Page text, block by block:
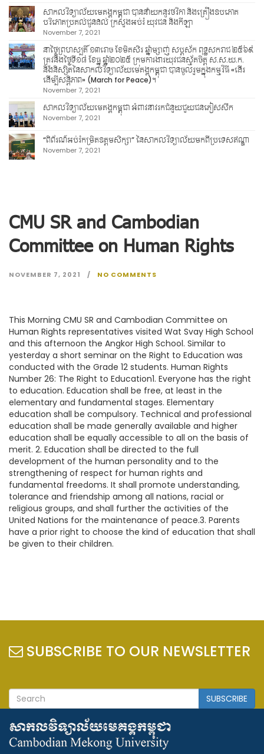
សាកលវិទ្យាល័យមេគង្គកម្ពុជា បាននាំយកនូវថវិកា និងគ្រឿងឧបភោគ
បរិភោគប្រគល់ជូនដល់ ក្រសួងអប់រំ យុវជន និងកីឡា
November 7, 2021
នាថ្ងៃព្រហស្បតិ៍ ១៣រោច ខែមិគសិរ ឆ្នាំម្សាញ់ សប្តស័ក ពុទ្ធសករាជ ២៥៦៩
ត្រូវនឹងថ្ងៃទី១៨ ខែធ្នូ ឆ្នាំ២០២៥ ក្រុមការងារយុវជនស្ម័គចិត្ត ស.ស.យ.ក.
និងនិស្សិតនៃសាកលវិទ្យាល័យមេគង្គកម្ពុជា បានចូលរួមក្នុងកម្មវិធី «ដើរ
ដើម្បីសន្តិភាព» (March for Peace)។
November 7, 2021
សាកលវិទ្យាល័យមេគង្គកម្ពុជា អំពាវនាវរកជំនួយជួយជនភៀសសឹក
November 7, 2021
“ពិព័រណ៍អប់រំកម្រិតឧត្តមសិក្សា” នៃសាកលវិទ្យាល័យមកពីប្រទេសឥណ្ឌា
November 7, 2021
CMU SR and Cambodian
Committee on Human Rights
NOVEMBER 7, 2021 NO COMMENTS
This Morning CMU SR and Cambodian Committee on
Human Rights representatives visited Wat Svay High School
and this afternoon the Angkor High School. Similar to
yesterday a short seminar on the Right to Education was
conducted with the Grade 12 students. Human Rights
Number 26: The Right to Education1. Everyone has the right
to education. Education shall be free, at least in the
elementary and fundamental stages. Elementary
education shall be compulsory. Technical and professional
education shall be made generally available and higher
education shall be equally accessible to all on the basis of
merit. 2. Education shall be directed to the full
development of the human personality and to the
strengthening of respect for human rights and
fundamental freedoms. It shall promote understanding,
tolerance and friendship among all nations, racial or
religious groups, and shall further the activities of the
United Nations for the maintenance of peace.3. Parents
have a prior right to choose the kind of education that shall
be given to their children.
SUBSCRIBE TO OUR NEWSLETTER
SUBSCRIBE